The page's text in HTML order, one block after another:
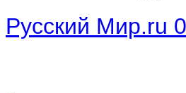
Русский Мир.ru